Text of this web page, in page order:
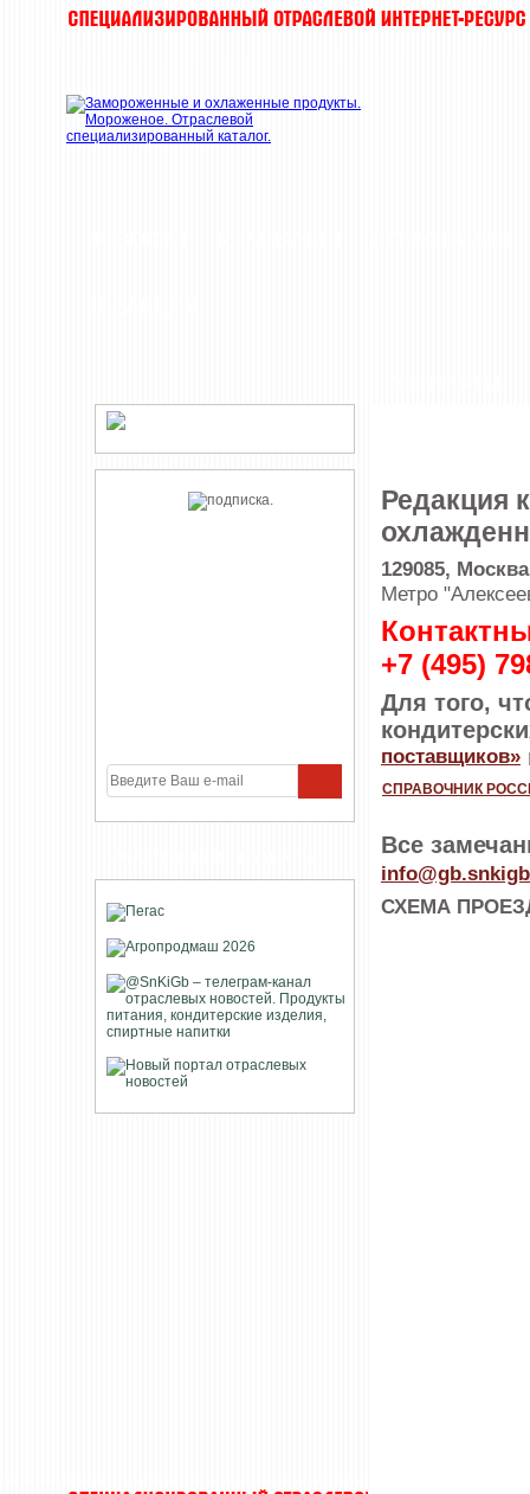
Редакция
129085,
Метро
+7 (495)
Для того,
поставщиков»
СПРАВОЧНИК
Все
info@gb
СХЕМА